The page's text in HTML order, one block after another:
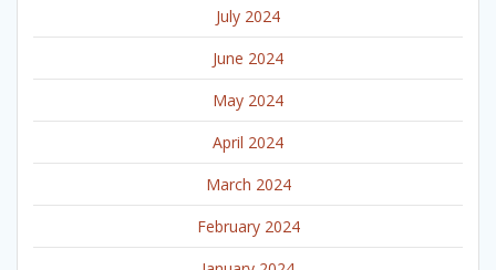
July 2024
June 2024
May 2024
April 2024
March 2024
February 2024